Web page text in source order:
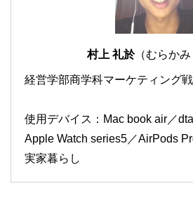
村上 礼於（むらかみ
経営学部商学科マーケティング
使用デバイス：Mac book air／
Apple Watch series5／AirPods
実家暮らし